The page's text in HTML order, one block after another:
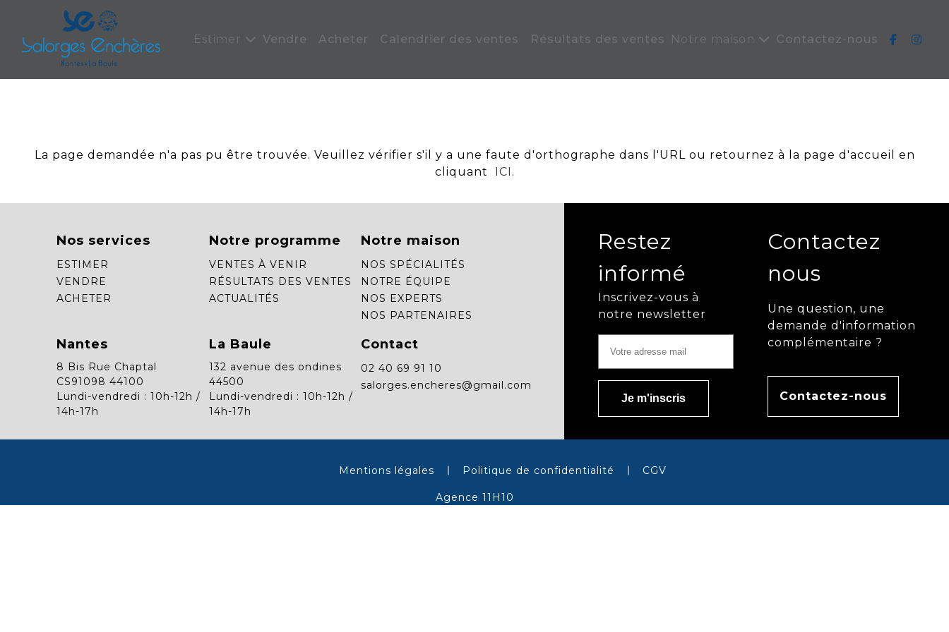
Estimer Vendre Acheter Calendrier des ventes Résultats des ventes Notre maison Contactez-nous
La page demandée n'a pas pu être trouvée. Veuillez vérifier s'il y a une faute d'orthographe dans l'URL ou retournez à la page d'accueil en
cliquant
ICI .
Nos services
ESTIMER
VENDRE
ACHETER
Notre programme
VENTES À VENIR
RÉSULTATS DES VENTES
ACTUALITÉS
Notre maison
NOS SPÉCIALITÉS
NOTRE ÉQUIPE
NOS EXPERTS
NOS PARTENAIRES
Nantes
8 Bis Rue Chaptal
CS91098 44100
Lundi-vendredi : 10h-12h /
14h-17h
La Baule
132 avenue des ondines
44500
Lundi-vendredi : 10h-12h /
14h-17h
Contact
02 40 69 91 10
salorges.encheres@gmail.com
Restez
informé
Inscrivez-vous à
notre newsletter
Contactez
nous
Une question, une
demande d'information
complémentaire ?
Contactez-nous
Mentions légales Politique de confidentialité CGV
Agence 11H10
Panneau de gestion des cookies